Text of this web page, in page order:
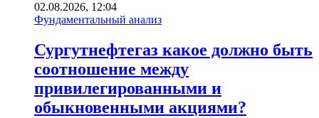
02.08.2026, 12:04
Фундаментальный анализ
Сургутнефтегаз какое должно быть
соотношение между
привилегированными и
обыкновенными акциями?